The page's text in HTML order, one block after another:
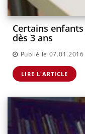
Certains
dès 3 ans
Publié le 07.01.2016
LIRE L'ARTICLE